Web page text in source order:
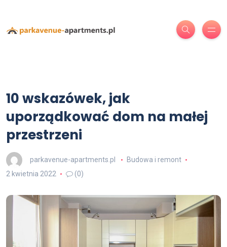
10 wskazówek, jak
uporządkować dom na małej
przestrzeni
parkavenue-apartments.pl
Budowa i remont
2 kwietnia 2022
(0)